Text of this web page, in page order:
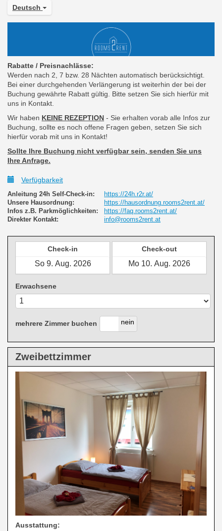
Deutsch
Rabatte / Preisnachlässe:
Werden nach 2, 7 bzw. 28 Nächten automatisch berücksichtigt.
Bei einer durchgehenden Verlängerung ist weiterhin der bei der
Buchung gewährte Rabatt gültig. Bitte setzen Sie sich hierfür mit
uns in Kontakt.
Wir haben KEINE REZEPTION - Sie erhalten vorab alle Infos zur
Buchung, sollte es noch offene Fragen geben, setzen Sie sich
hierfür vorab mit uns in Kontakt!
Sollte Ihre Buchung nicht verfügbar sein, senden Sie uns
Ihre Anfrage.
Verfügbarkeit
Anleitung 24h Self-Check-in:
https://24h.r2r.at/
Unsere Hausordnung:
https://hausordnung.rooms2rent.at/
Infos z.B. Parkmöglichkeiten:
https://faq.rooms2rent.at/
Direkter Kontakt:
info@rooms2rent.at
Check-in Check-out
Erwachsene
mehrere Zimmer buchen
ja nein
Zweibettzimmer
Ausstattung: